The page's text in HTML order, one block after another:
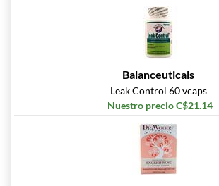
Balanceuticals
Leak Control 60 vcaps
Nuestro precio C$21.14